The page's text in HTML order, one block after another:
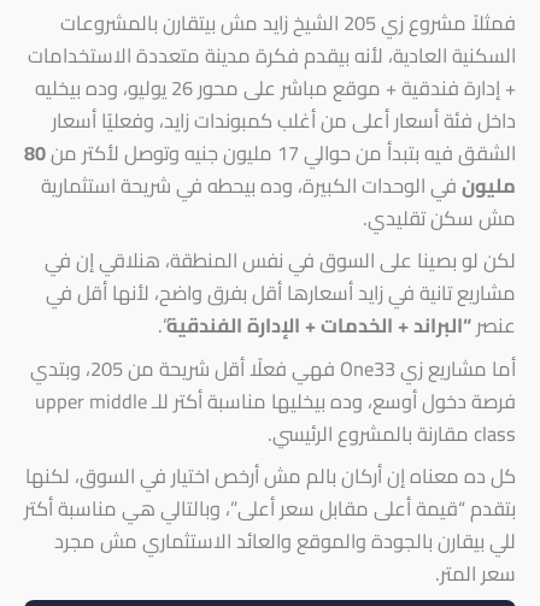
فمثلاً مشروع زي 205 الشيخ زايد مش بيتقارن بالمشروعات
السكنية العادية، لأنه بيقدم فكرة مدينة متعددة الاستخدامات
+ إدارة فندقية + موقع مباشر على محور 26 يوليو، وده بيخليه
داخل فئة أسعار أعلى من أغلب كمبوندات زايد، وفعليًا أسعار
الشقق فيه بتبدأ من حوالي 17 مليون جنيه وتوصل لأكتر من
80
مليونفي الوحدات الكبيرة، وده بيحطه في شريحة استثمارية
مش سكن تقليدي.
لكن لو بصينا على السوق في نفس المنطقة، هنلاقي إن في
مشاريع تانية في زايد أسعارها أقل بفرق واضح، لأنها أقل في
عنصر“البراند + الخدمات + الإدارة الفندقية”.
أما مشاريع زي One33 فهي فعلًا أقل شريحة من 205، وبتدي
فرصة دخول أوسع، وده بيخليها مناسبة أكتر للـ upper middle
class مقارنة بالمشروع الرئيسي.
كل ده معناه إن أركان بالم مش أرخص اختيار في السوق، لكنها
بتقدم “قيمة أعلى مقابل سعر أعلى”، وبالتالي هي مناسبة أكتر
للي بيقارن بالجودة والموقع والعائد الاستثماري مش مجرد
سعر المتر.